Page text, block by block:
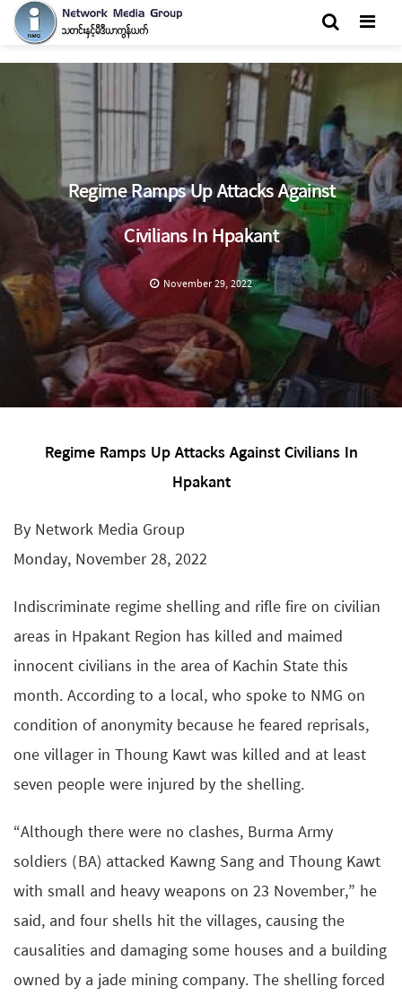
Regime Ramps Up Attacks Against
Civilians In Hpakant
November 29, 2022
Regime Ramps Up Attacks Against Civilians In
Hpakant
By Network Media Group
Monday, November 28, 2022
Indiscriminate regime shelling and rifle fire on civilian
areas in Hpakant Region has killed and maimed
innocent civilians in the area of Kachin State this
month. According to a local, who spoke to NMG on
condition of anonymity because he feared reprisals,
one villager in Thoung Kawt was killed and at least
seven people were injured by the shelling.
“Although there were no clashes, Burma Army
soldiers (BA) attacked Kawng Sang and Thoung Kawt
with small and heavy weapons on 23 November,” he
said, and four shells hit the villages, causing the
causalities and damaging some houses and a building
owned by a jade mining company. The shelling forced